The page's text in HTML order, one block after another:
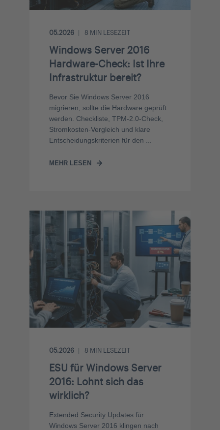
05.2026 8 MIN LESEZEIT
Windows Server 2016
Hardware-Check: Ist Ihre
Infrastruktur bereit?
Bevor Sie Windows Server 2016
migrieren, sollte die Hardware geprüft
werden. Checkliste, TPM-2.0-Check,
Stromkosten-Vergleich und klare
Entscheidungskriterien für den ...
MEHR LESEN
05.2026 8 MIN LESEZEIT
ESU für Windows Server
2016: Lohnt sich das
wirklich?
Extended Security Updates für
Windows Server 2016 klingen nach